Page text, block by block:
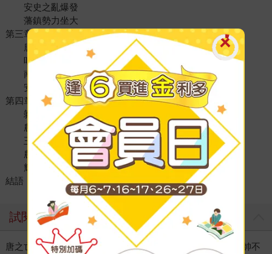
安史之亂爆發
藩鎮勢力坐大
第三章 外族侵擾：邊疆的衝突與衝擊
唐朝國勢衰微—從對外政策轉變談起
吐蕃乘勢進犯河隴，攻陷安西、北庭
南詔崛起與唐朝的邊疆危機
安史之亂中的回紇
第四章 民變興起：百姓反抗與社會變革
剝削加劇，百姓困苦不堪
農民階層的壓迫與反抗之路
王仙芝領導農民起義
農民起義的巨大擴展
輝煌與衰落的交織
結語
試閱
唐之亡，或云由方鎮，或云由宦官，其實兩者兼有之。然藩帥不